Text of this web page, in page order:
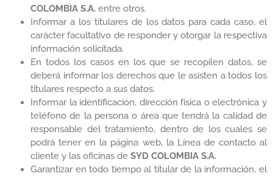
COLOMBIA S.A. entre otros.
Informar a los titulares de los datos para cada caso, el
carácter facultativo de responder y otorgar la respectiva
información solicitada.
En todos los casos en los que se recopilen datos, se
deberá informar los derechos que le asisten a todos los
titulares respecto a sus datos.
Informar la identificación, dirección física o electrónica y
teléfono de la persona o área que tendrá la calidad de
responsable del tratamiento, dentro de los cuales se
podrá tener en la página web, la Línea de contacto al
cliente y las oficinas de SYD COLOMBIA S.A.
Garantizar en todo tiempo al titular de la información, el